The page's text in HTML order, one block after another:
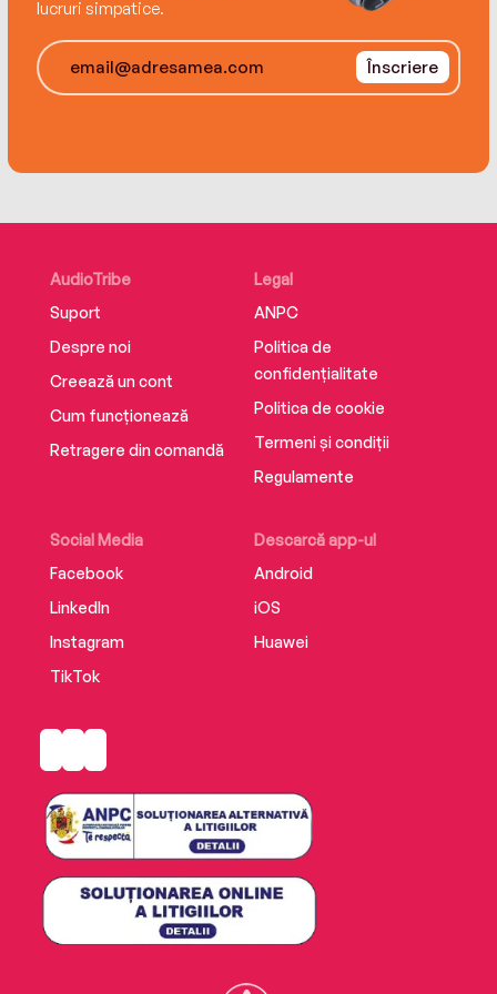
lucruri simpatice.
Înscriere
AudioTribe
Suport
Despre noi
Creează un cont
Cum funcționează
Retragere din comandă
Social Media
Facebook
LinkedIn
Instagram
TikTok
Descarcă app-ul
Android
iOS
Huawei
Legal
ANPC
Politica de
confidențialitate
Politica de cookie
Termeni și condiții
Regulamente